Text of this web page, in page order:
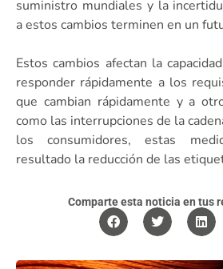
suministro mundiales y la
a estos cambios terminen en un
Estos cambios afectan la
responder rápidamente a los
que cambian rápidamente y a
como las interrupciones de la
los consumidores, estas
resultado la reducción de las
Comparte esta noticia en tus